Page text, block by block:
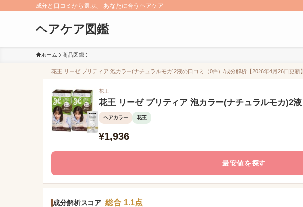
成分と口コミから選ぶ、 あなたに合うヘアケア
ヘアケア図鑑
ホーム 商品図鑑
花王 リーゼ プリティア 泡カラー(ナチュラルモカ)2液の口コミ（0件）/成分解析【2026年4月26日更新】
花王
花王 リーゼ プリティア 泡カラー(ナチュラルモカ)2液
ヘアカラー 花王
¥1,936
最安値を探す
成分解析スコア 総合 1.1点